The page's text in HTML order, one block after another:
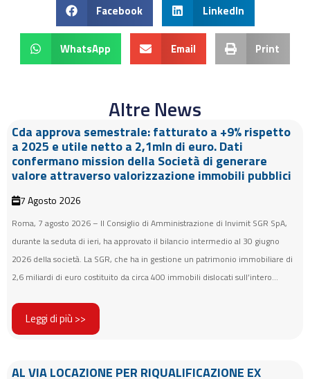
Facebook LinkedIn
WhatsApp Email Print
Altre News
Cda approva semestrale: fatturato a +9% rispetto
a 2025 e utile netto a 2,1mln di euro. Dati
confermano mission della Società di generare
valore attraverso valorizzazione immobili pubblici
7 Agosto 2026
Roma, 7 agosto 2026 – Il Consiglio di Amministrazione di Invimit SGR SpA,
durante la seduta di ieri, ha approvato il bilancio intermedio al 30 giugno
2026 della società. La SGR, che ha in gestione un patrimonio immobiliare di
2,6 miliardi di euro costituito da circa 400 immobili dislocati sull’intero...
Leggi di più >>
AL VIA LOCAZIONE PER RIQUALIFICAZIONE EX